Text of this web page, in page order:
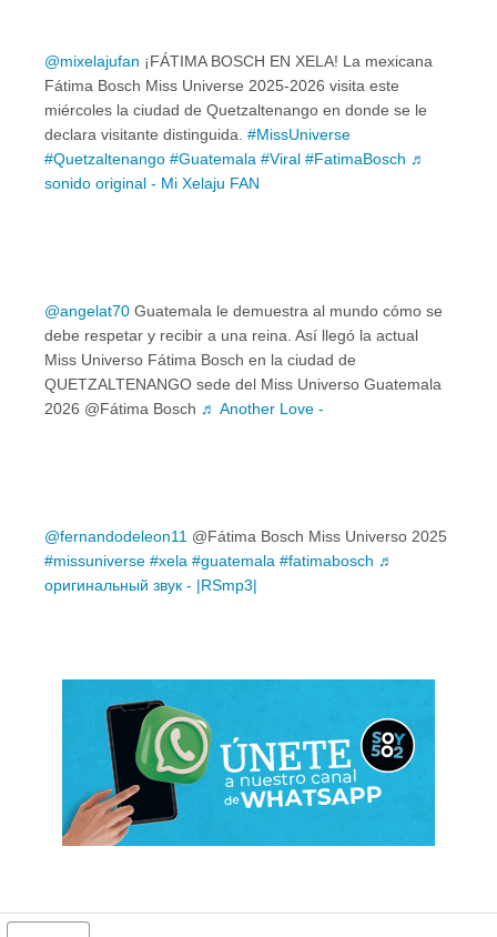
@mixelajufan ¡FÁTIMA BOSCH EN XELA! La mexicana
Fátima Bosch Miss Universe 2025-2026 visita este
miércoles la ciudad de Quetzaltenango en donde se le
declara visitante distinguida. #MissUniverse
#Quetzaltenango #Guatemala #Viral #FatimaBosch ♬
sonido original - Mi Xelaju FAN
@angelat70 Guatemala le demuestra al mundo cómo se
debe respetar y recibir a una reina. Así llegó la actual
Miss Universo Fátima Bosch en la ciudad de
QUETZALTENANGO sede del Miss Universo Guatemala
2026 @Fátima Bosch ♬ Another Love -
@fernandodeleon11 @Fátima Bosch Miss Universo 2025
#missuniverse #xela #guatemala #fatimabosch ♬
оригинальный звук - |RSmp3|